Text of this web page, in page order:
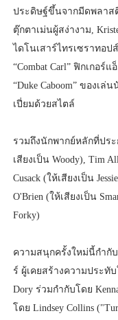
ประดิษฐ์ขึ้นจากมีดพลาสติก
ตุ๊กตาเม่นผู้สง่างาม,
ไดโนเสาร์ไทรเซราทอป
“Combat Carl” ฟิกเกอร์
“Duke Caboom” ของเ
เปี่ยมด้วยสไตล์
รวมถึงนักพากย์หลักที่ปร
เสียงเป็น Woody), Tim
Cusack (ให้เสียงเป็น
O'Brien (ให้เสียงเป็น
Forky)
ความสนุกครั้งใหม่นี้กำกับ
ร์ ผู้เคยสร้างความประทับ
Dory ร่วมกำกับโดย
โดย Lindsey Collins